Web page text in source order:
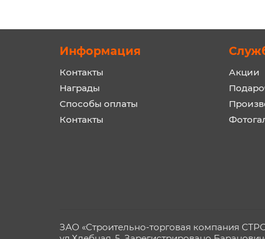
Информация
Контакты
Награды
Способы оплаты
Контакты
Акции
ЗАО «Строительно-торговая компания